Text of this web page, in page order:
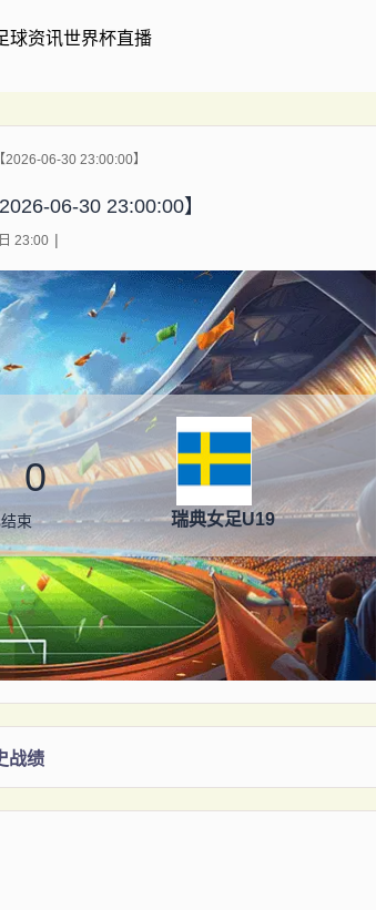
球资讯世界杯直播
06-30 23:00:00】
06-30 23:00:00】
23:00
0
束 瑞典女足U19
战绩